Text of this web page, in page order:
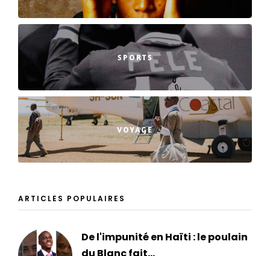
SPORTS
VOYAGE
ARTICLES POPULAIRES
De l'impunité en Haïti : le poulain
du Blanc fait...